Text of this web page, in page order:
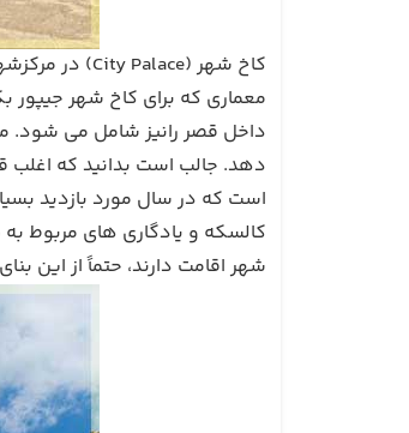
معماری که برای کاخ شهر جیپور
داخل قصر رانیز شامل می شود.
است که در سال مورد بازدید
کالسکه و یادگاری های مربوط
شهر اقامت دارند، حتماً از این